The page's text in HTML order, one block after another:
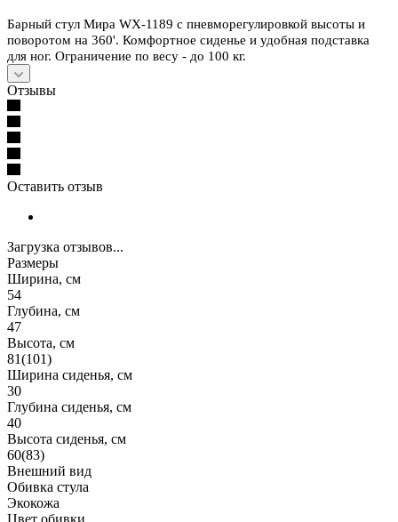
Барный стул Мира WX-1189 с пневморегулировкой высоты и
поворотом на 360'. Комфортное сиденье и удобная подставка
для ног. Ограничение по весу - до 100 кг.
Отзывы
Оставить отзыв
Загрузка отзывов...
Размеры
Ширина, см
54
Глубина, см
47
Высота, см
81(101)
Ширина сиденья, см
30
Глубина сиденья, см
40
Высота сиденья, см
60(83)
Внешний вид
Обивка стула
Экокожа
Цвет обивки